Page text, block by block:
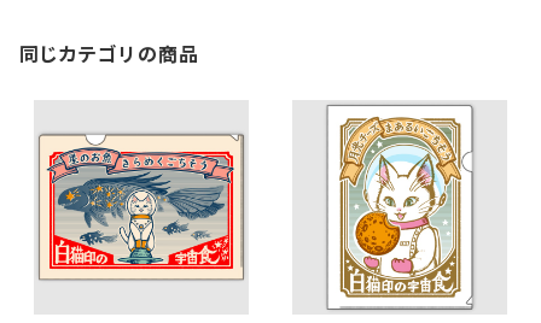
同じカテゴリの商品